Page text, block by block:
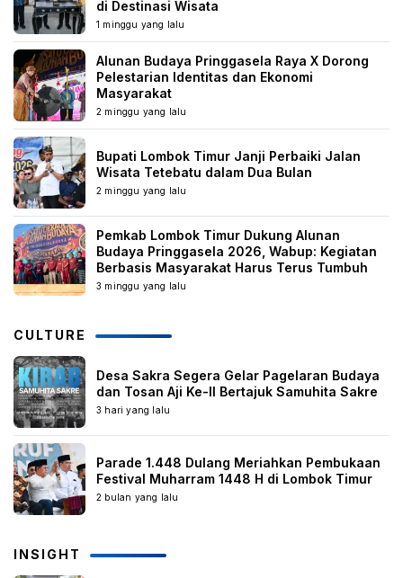
di Destinasi Wisata
1 minggu yang lalu
Alunan Budaya Pringgasela Raya X Dorong
Pelestarian Identitas dan Ekonomi
Masyarakat
2 minggu yang lalu
Bupati Lombok Timur Janji Perbaiki Jalan
Wisata Tetebatu dalam Dua Bulan
2 minggu yang lalu
Pemkab Lombok Timur Dukung Alunan
Budaya Pringgasela 2026, Wabup: Kegiatan
Berbasis Masyarakat Harus Terus Tumbuh
3 minggu yang lalu
CULTURE
Desa Sakra Segera Gelar Pagelaran Budaya
dan Tosan Aji Ke-II Bertajuk Samuhita Sakre
3 hari yang lalu
Parade 1.448 Dulang Meriahkan Pembukaan
Festival Muharram 1448 H di Lombok Timur
2 bulan yang lalu
INSIGHT